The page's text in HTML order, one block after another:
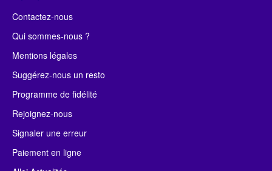
Contactez-nous
Qui sommes-nous ?
Mentions légales
Suggérez-nous un resto
Programme de fidélité
Rejoignez-nous
Signaler une erreur
Paiement en ligne